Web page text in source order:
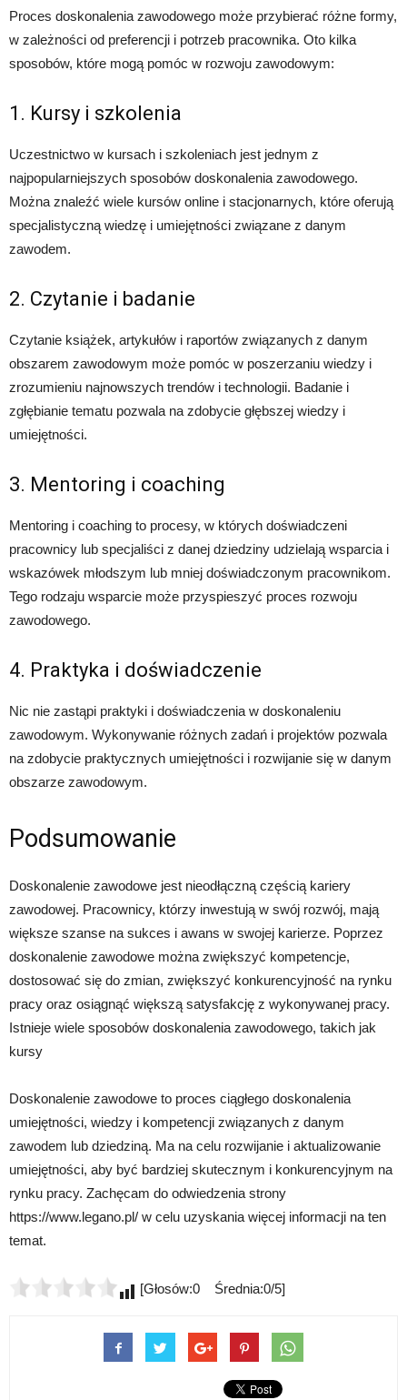
Proces doskonalenia zawodowego może przybierać różne formy,
w zależności od preferencji i potrzeb pracownika. Oto kilka
sposobów, które mogą pomóc w rozwoju zawodowym:
1. Kursy i szkolenia
Uczestnictwo w kursach i szkoleniach jest jednym z
najpopularniejszych sposobów doskonalenia zawodowego.
Można znaleźć wiele kursów online i stacjonarnych, które oferują
specjalistyczną wiedzę i umiejętności związane z danym
zawodem.
2. Czytanie i badanie
Czytanie książek, artykułów i raportów związanych z danym
obszarem zawodowym może pomóc w poszerzaniu wiedzy i
zrozumieniu najnowszych trendów i technologii. Badanie i
zgłębianie tematu pozwala na zdobycie głębszej wiedzy i
umiejętności.
3. Mentoring i coaching
Mentoring i coaching to procesy, w których doświadczeni
pracownicy lub specjaliści z danej dziedziny udzielają wsparcia i
wskazówek młodszym lub mniej doświadczonym pracownikom.
Tego rodzaju wsparcie może przyspieszyć proces rozwoju
zawodowego.
4. Praktyka i doświadczenie
Nic nie zastąpi praktyki i doświadczenia w doskonaleniu
zawodowym. Wykonywanie różnych zadań i projektów pozwala
na zdobycie praktycznych umiejętności i rozwijanie się w danym
obszarze zawodowym.
Podsumowanie
Doskonalenie zawodowe jest nieodłączną częścią kariery
zawodowej. Pracownicy, którzy inwestują w swój rozwój, mają
większe szanse na sukces i awans w swojej karierze. Poprzez
doskonalenie zawodowe można zwiększyć kompetencje,
dostosować się do zmian, zwiększyć konkurencyjność na rynku
pracy oraz osiągnąć większą satysfakcję z wykonywanej pracy.
Istnieje wiele sposobów doskonalenia zawodowego, takich jak
kursy
Doskonalenie zawodowe to proces ciągłego doskonalenia
umiejętności, wiedzy i kompetencji związanych z danym
zawodem lub dziedziną. Ma na celu rozwijanie i aktualizowanie
umiejętności, aby być bardziej skutecznym i konkurencyjnym na
rynku pracy. Zachęcam do odwiedzenia strony
https://www.legano.pl/ w celu uzyskania więcej informacji na ten
temat.
[Głosów:0 Średnia:0/5]